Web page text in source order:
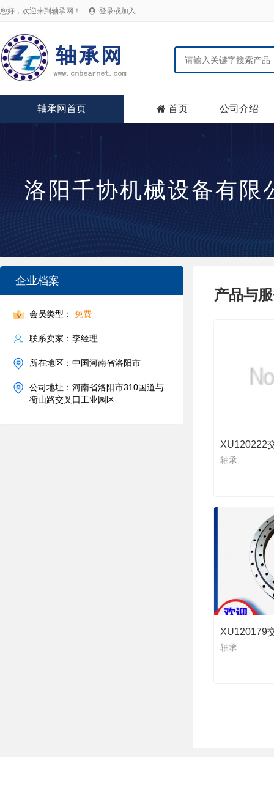
您好，欢迎来到轴承网！  登录或加入
轴承网首页  首页 公司介绍
洛阳千协机械设备有限
企业档案
会员类型： 免费
联系卖家：李经理
所在地区：中国河南省洛阳市
公司地址：河南省洛阳市310国道与
衡山路交叉口工业园区
产品与
XU120222
轴承
XU120179
轴承